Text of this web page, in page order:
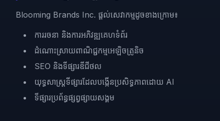
Blooming Brands Inc. ផ្តល់សេវាកម្មដូចខាងក្រោម៖
ការរចនា និងការអភិវឌ្ឍគេហទំព័រ
ដំណោះស្រាយពាណិជ្ជកម្មអេឡិចត្រូនិច
SEO និងទីផ្សារឌីជីថល
យុទ្ធសាស្ត្រទីផ្សារដែលបង្កើនប្រសិទ្ធភាពដោយ AI
ទីផ្សារប្រព័ន្ធផ្សព្វផ្សាយសង្គម